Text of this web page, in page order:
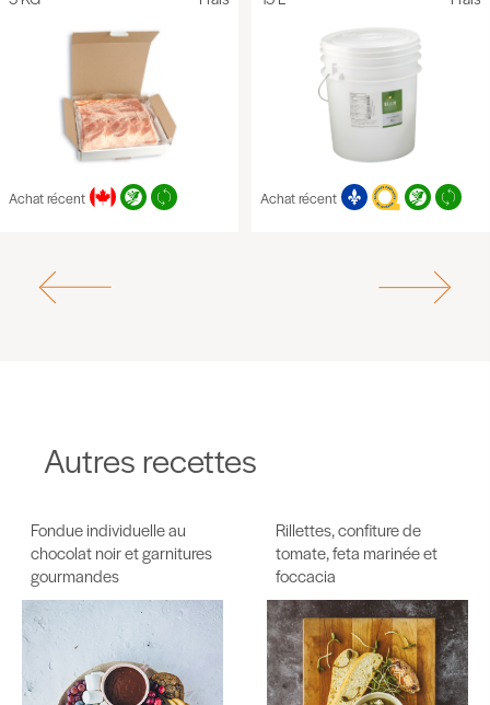
Achat récent Achat récent
Autres recettes
Fondue individuelle au
chocolat noir et garnitures
gourmandes
Rillettes, confiture de
tomate, feta marinée et
foccacia